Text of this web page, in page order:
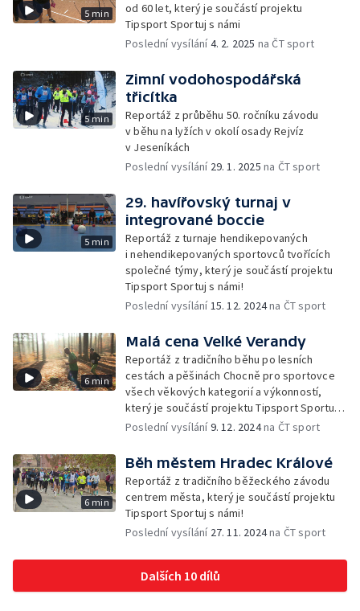
5 min
od 60 let, který je součástí projektu
Tipsport Sportuj s námi
Poslední vysílání4. 2. 2025 na ČT sport
5 min
Zimní vodohospodářská
třicítka
Reportáž z průběhu 50. ročníku závodu
v běhu na lyžích v okolí osady Rejvíz
v Jeseníkách
Poslední vysílání 29. 1. 2025 na ČT sport
5 min
29. havířovský turnaj v
integrované boccie
Reportáž z turnaje hendikepovaných
i nehendikepovaných sportovců tvořících
společné týmy, který je součástí projektu
Tipsport Sportuj s námi!
Poslední vysílání15. 12. 2024na ČT sport
6 min
Malá cena Velké Verandy
Reportáž z tradičního běhu po lesních
cestách a pěšinách Chocně pro sportovce
všech věkových kategorií a výkonností,
který je součástí projektu Tipsport Sportuj
s námi!
Poslední vysílání9. 12. 2024na ČT sport
6 min
Běh městem Hradec Králové
Reportáž z tradičního běžeckého závodu
centrem města, který je součástí projektu
Tipsport Sportuj s námi!
Poslední vysílání 27. 11. 2024na ČT sport
Dalších 10 dílů